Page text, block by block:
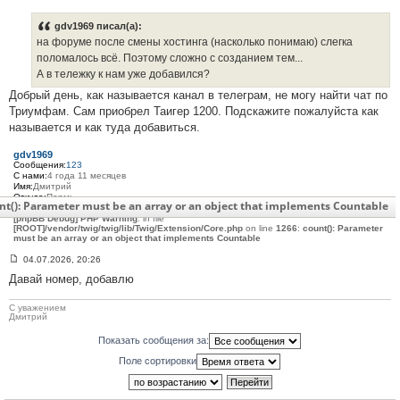
#
3
7
gdv1969 писал(а):
на форуме после смены хостинга (насколько понимаю) слегка
поломалось всё. Поэтому сложно с созданием тем...
А в тележку к нам уже добавился?
Добрый день, как называется канал в телеграм, не могу найти чат по
Триумфам. Сам приобрел Таигер 1200. Подскажите пожалуйста как
называется и как туда добавиться.
gdv1969
Сообщения:123
С нами:4 года 11 месяцев
Имя:Дмитрий
Откуда:Пермь
Мото:Triumph Tiger 800XC 2013
[phpBB Debug] PHP Warning: in file
[ROOT]/vendor/twig/twig/lib/Twig/Extension/Core.php on line 1266: count(): Parameter
must be an array or an object that implements Countable
Parameter must be an array or an object that implements Countable
о
б
щ
е
04.07.2026, 20:26
Давай номер, добавлю
С уважением
Дмитрий
Показать сообщения за:
Поле сортировки